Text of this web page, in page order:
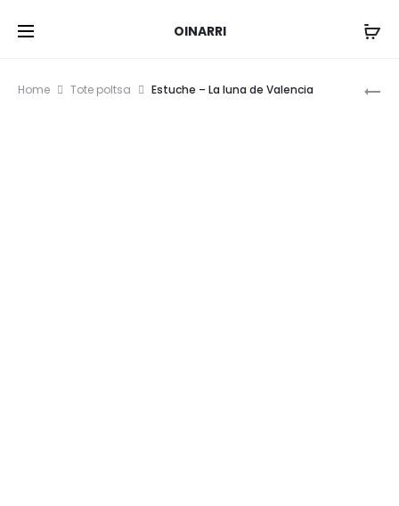
OINARRI
Home Tote poltsa Estuche – La luna de Valencia